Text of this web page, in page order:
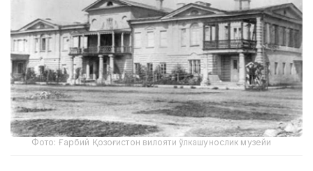
Фото: Ғарбий Қозоғистон вилояти ўлкашунослик музейи